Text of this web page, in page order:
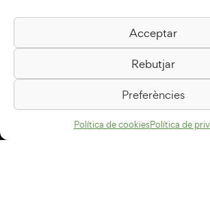
Acceptar
Rebutjar
Preferències
Política de cookiesPolítica de
Biblioteca Pilarin Bayés
Passeig de la Generalitat, 1
08500 Vic